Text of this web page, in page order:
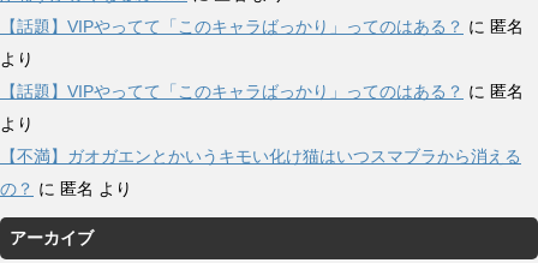
【話題】VIPやってて「このキャラばっかり」ってのはある？ に 匿名
より
【話題】VIPやってて「このキャラばっかり」ってのはある？ に 匿名
より
【不満】ガオガエンとかいうキモい化け猫はいつスマブラから消える
の？ に 匿名 より
アーカイブ